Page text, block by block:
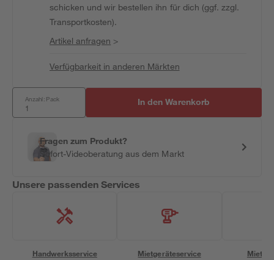
schicken und wir bestellen ihn für dich (ggf. zzgl.
Transportkosten).
Artikel anfragen >
Verfügbarkeit in anderen Märkten
Anzahl: Pack In den Warenkorb
Fragen zum Produkt?
Sofort-Videoberatung aus dem Markt
Unsere passenden Services
Handwerksservice Mietgeräteservice